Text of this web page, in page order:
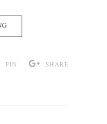
PIN SHARE